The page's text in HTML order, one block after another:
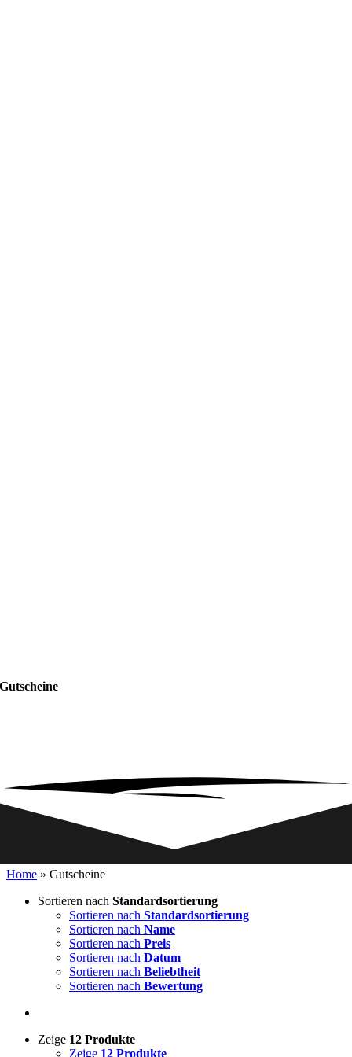
Gutscheine
Home » Gutscheine
Sortieren nach Standardsortierung
Sortieren nach Standardsortierung
Sortieren nach Name
Sortieren nach Preis
Sortieren nach Datum
Sortieren nach Beliebtheit
Sortieren nach Bewertung
Zeige 12 Produkte
Zeige 12 Produkte